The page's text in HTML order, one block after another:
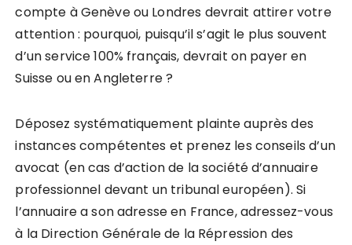
compte à Genève ou Londres devrait attirer votre
attention : pourquoi, puisqu’il s’agit le plus souvent
d’un service 100% français, devrait on payer en
Suisse ou en Angleterre ?
Déposez systématiquement plainte auprès des
instances compétentes et prenez les conseils d’un
avocat (en cas d’action de la société d’annuaire
professionnel devant un tribunal européen). Si
l’annuaire a son adresse en France, adressez-vous
à la Direction Générale de la Répression des